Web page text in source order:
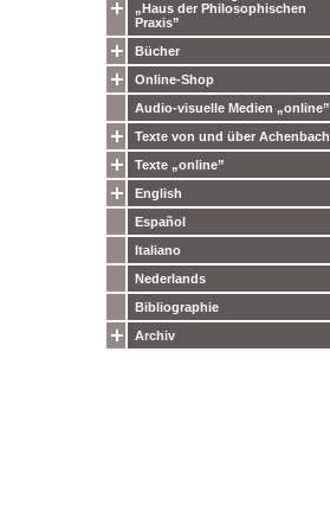
„Haus der Philosophischen
Praxis”
Bücher
Online-Shop
Audio-visuelle Medien „online”
Texte von und über Achenbach
Texte „online”
English
Español
Italiano
Nederlands
Bibliographie
Archiv